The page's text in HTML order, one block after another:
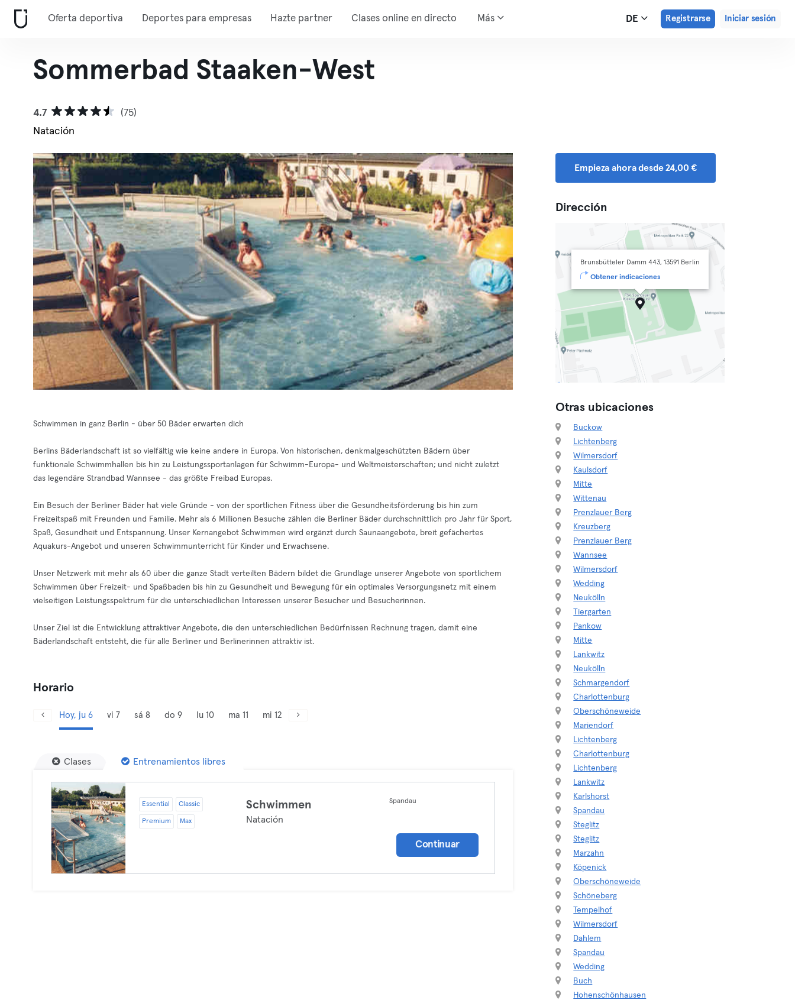
Oferta deportiva Deportes para empresas Hazte partner Clases online en directo Más DE Registrarse Iniciar sesión
Sommerbad Staaken-West
4.7
(75)
Natación
Schwimmen in ganz Berlin - über 50 Bäder erwarten dich
Berlins Bäderlandschaft ist so vielfältig wie keine andere in Europa. Von historischen, denkmalgeschützten Bädern über
funktionale Schwimmhallen bis hin zu Leistungssportanlagen für Schwimm-Europa- und Weltmeisterschaften; und nicht zuletzt
das legendäre Strandbad Wannsee - das größte Freibad Europas.
Ein Besuch der Berliner Bäder hat viele Gründe - von der sportlichen Fitness über die Gesundheitsförderung bis hin zum
Freizeitspaß mit Freunden und Familie. Mehr als 6 Millionen Besuche zählen die Berliner Bäder durchschnittlich pro Jahr für Sport,
Spaß, Gesundheit und Entspannung. Unser Kernangebot Schwimmen wird ergänzt durch Saunaangebote, breit gefächertes
Aquakurs-Angebot und unseren Schwimmunterricht für Kinder und Erwachsene.
Unser Netzwerk mit mehr als 60 über die ganze Stadt verteilten Bädern bildet die Grundlage unserer Angebote von sportlichem
Schwimmen über Freizeit- und Spaßbaden bis hin zu Gesundheit und Bewegung für ein optimales Versorgungsnetz mit einem
vielseitigen Leistungsspektrum für die unterschiedlichen Interessen unserer Besucher und Besucherinnen.
Unser Ziel ist die Entwicklung attraktiver Angebote, die den unterschiedlichen Bedürfnissen Rechnung tragen, damit eine
Bäderlandschaft entsteht, die für alle Berliner und Berlinerinnen attraktiv ist.
Horario
Hoy, ju 6 vi 7 sá 8 do 9 lu 10 ma 11 mi 12
Clases Entrenamientos libres
Essential Classic
Premium Max
Schwimmen
Natación
Spandau
Continuar
Empieza ahora desde 24,00 €
Dirección
Brunsbütteler Damm 443, 13591 Berlin
Obtener indicaciones
Otras ubicaciones
Buckow
Lichtenberg
Wilmersdorf
Kaulsdorf
Mitte
Wittenau
Prenzlauer Berg
Kreuzberg
Prenzlauer Berg
Wannsee
Wilmersdorf
Wedding
Neukölln
Tiergarten
Pankow
Mitte
Lankwitz
Neukölln
Schmargendorf
Charlottenburg
Oberschöneweide
Mariendorf
Lichtenberg
Charlottenburg
Lichtenberg
Lankwitz
Karlshorst
Spandau
Steglitz
Steglitz
Marzahn
Köpenick
Oberschöneweide
Schöneberg
Tempelhof
Wilmersdorf
Dahlem
Spandau
Wedding
Buch
Hohenschönhausen